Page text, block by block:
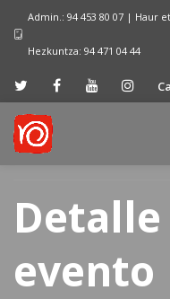
Admin.: 94 453 80 07 | Haur
Hezkuntza: 94 471 04 44
evento